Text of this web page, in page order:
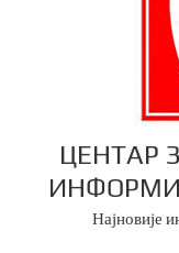
ЦЕНТАР
Најновије